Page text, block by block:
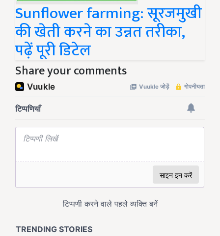
Sunflower farming: सूरजमुखी
की खेती करने का उन्नत तरीका,
पढ़ें पूरी डिटेल
Share your comments